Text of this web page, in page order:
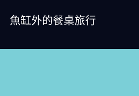
魚缸外的餐桌旅行